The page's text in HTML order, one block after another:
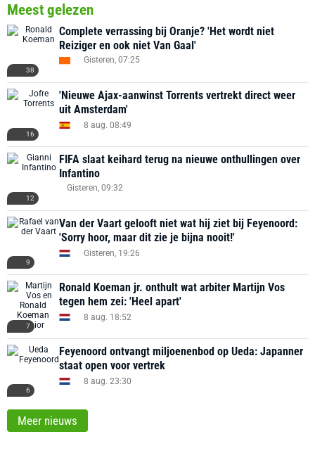
Meest gelezen
38
Complete verrassing bij Oranje? 'Het wordt niet
Reiziger en ook niet Van Gaal'
Gisteren, 07:25
16
'Nieuwe Ajax-aanwinst Torrents vertrekt direct weer
uit Amsterdam'
8 aug. 08:49
12
FIFA slaat keihard terug na nieuwe onthullingen over
Infantino
Gisteren, 09:32
9
Van der Vaart gelooft niet wat hij ziet bij Feyenoord:
'Sorry hoor, maar dit zie je bijna nooit!'
Gisteren, 19:26
7
Ronald Koeman jr. onthult wat arbiter Martijn Vos
tegen hem zei: 'Heel apart'
8 aug. 18:52
6
Feyenoord ontvangt miljoenenbod op Ueda: Japanner
staat open voor vertrek
8 aug. 23:30
Meer nieuws